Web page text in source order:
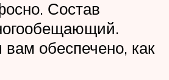
Состав
обеспечено, как